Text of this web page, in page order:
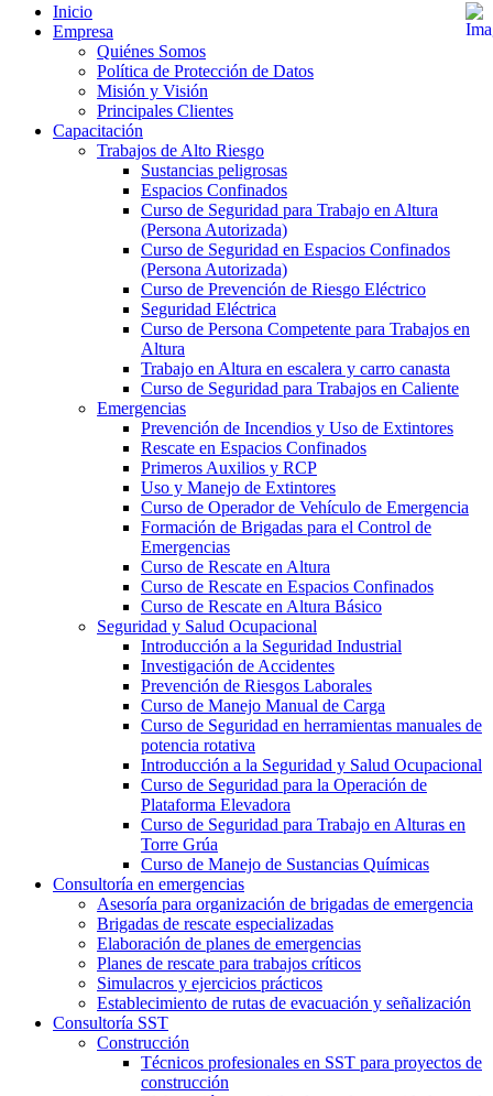
Inicio
Empresa
Quiénes Somos
Política de Protección de Datos
Misión y Visión
Principales Clientes
Capacitación
Trabajos de Alto Riesgo
Sustancias peligrosas
Espacios Confinados
Curso de Seguridad para Trabajo en Altura
(Persona Autorizada)
Curso de Seguridad en Espacios Confinados
(Persona Autorizada)
Curso de Prevención de Riesgo Eléctrico
Seguridad Eléctrica
Curso de Persona Competente para Trabajos en
Altura
Trabajo en Altura en escalera y carro canasta
Curso de Seguridad para Trabajos en Caliente
Emergencias
Prevención de Incendios y Uso de Extintores
Rescate en Espacios Confinados
Primeros Auxilios y RCP
Uso y Manejo de Extintores
Curso de Operador de Vehículo de Emergencia
Formación de Brigadas para el Control de
Emergencias
Curso de Rescate en Altura
Curso de Rescate en Espacios Confinados
Curso de Rescate en Altura Básico
Seguridad y Salud Ocupacional
Introducción a la Seguridad Industrial
Investigación de Accidentes
Prevención de Riesgos Laborales
Curso de Manejo Manual de Carga
Curso de Seguridad en herramientas manuales de
potencia rotativa
Introducción a la Seguridad y Salud Ocupacional
Curso de Seguridad para la Operación de
Plataforma Elevadora
Curso de Seguridad para Trabajo en Alturas en
Torre Grúa
Curso de Manejo de Sustancias Químicas
Consultoría en emergencias
Asesoría para organización de brigadas de emergencia
Brigadas de rescate especializadas
Elaboración de planes de emergencias
Planes de rescate para trabajos críticos
Simulacros y ejercicios prácticos
Establecimiento de rutas de evacuación y señalización
Consultoría SST
Construcción
Técnicos profesionales en SST para proyectos de
construcción